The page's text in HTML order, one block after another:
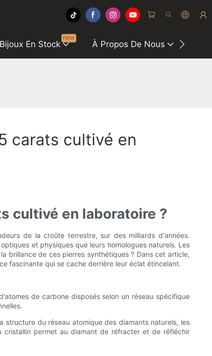
Bijoux En Stock
new
À Propos De Nous
carats cultivé en
cultivé en laboratoire ?
de la croûte terrestre, sur des milliards d'années.
et physiques que leurs homologues naturels. Les
brillance de ces pierres synthétiques ? Dans cet article,
fascinante qui se cache derrière leur éclat étincelant.
de carbone disposés selon un réseau spécifique
du réseau atomique des diamants naturels, les
cristallin permet au diamant de réfracter et de réfléchir